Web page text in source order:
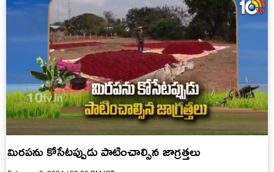
మిరపను కోసేటప్పుడు పాటించాల్సిన జాగ్రత్తలు